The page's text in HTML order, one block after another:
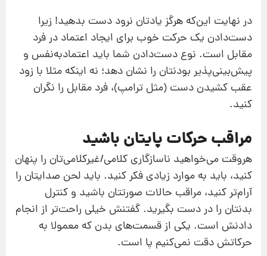
در نهایت این‌که هرگز یادتان نرود دست بدهید! زیرا
دست‌دادن یک حرکت خوب برای ایجاد اعتماد در فرد
مقابل است. نوع دست‌دادن شما باید اعتماد‌به‌نفس و
پیش‌بینی‌پذیر بودنتان را نشان دهد؛ نه اینکه مثلا با زود
عقب کشیدن دست‌‌ (مثل ترامپ)، فرد مقابل را نگران
کنید.
مراقب حرکات پایتان باشید
هروقت می‌خواهید ناسازگاری کلامی/غیرکلامی‌تان را پنهان
کنید، باید به موارد زیادی فکر کنید. باید لحن صدایتان را
آرام‌تر کنید،‌ مراقب حالات صورتتان باشید و کنترل
بدنتان را در دست بگیرید. گفتنش خیلی راحت‌تر از انجام
دادنش است. یکی از قسمت‌های بدن که معمولا به
حرکاتش دقت نمی‌کنیم پا است.